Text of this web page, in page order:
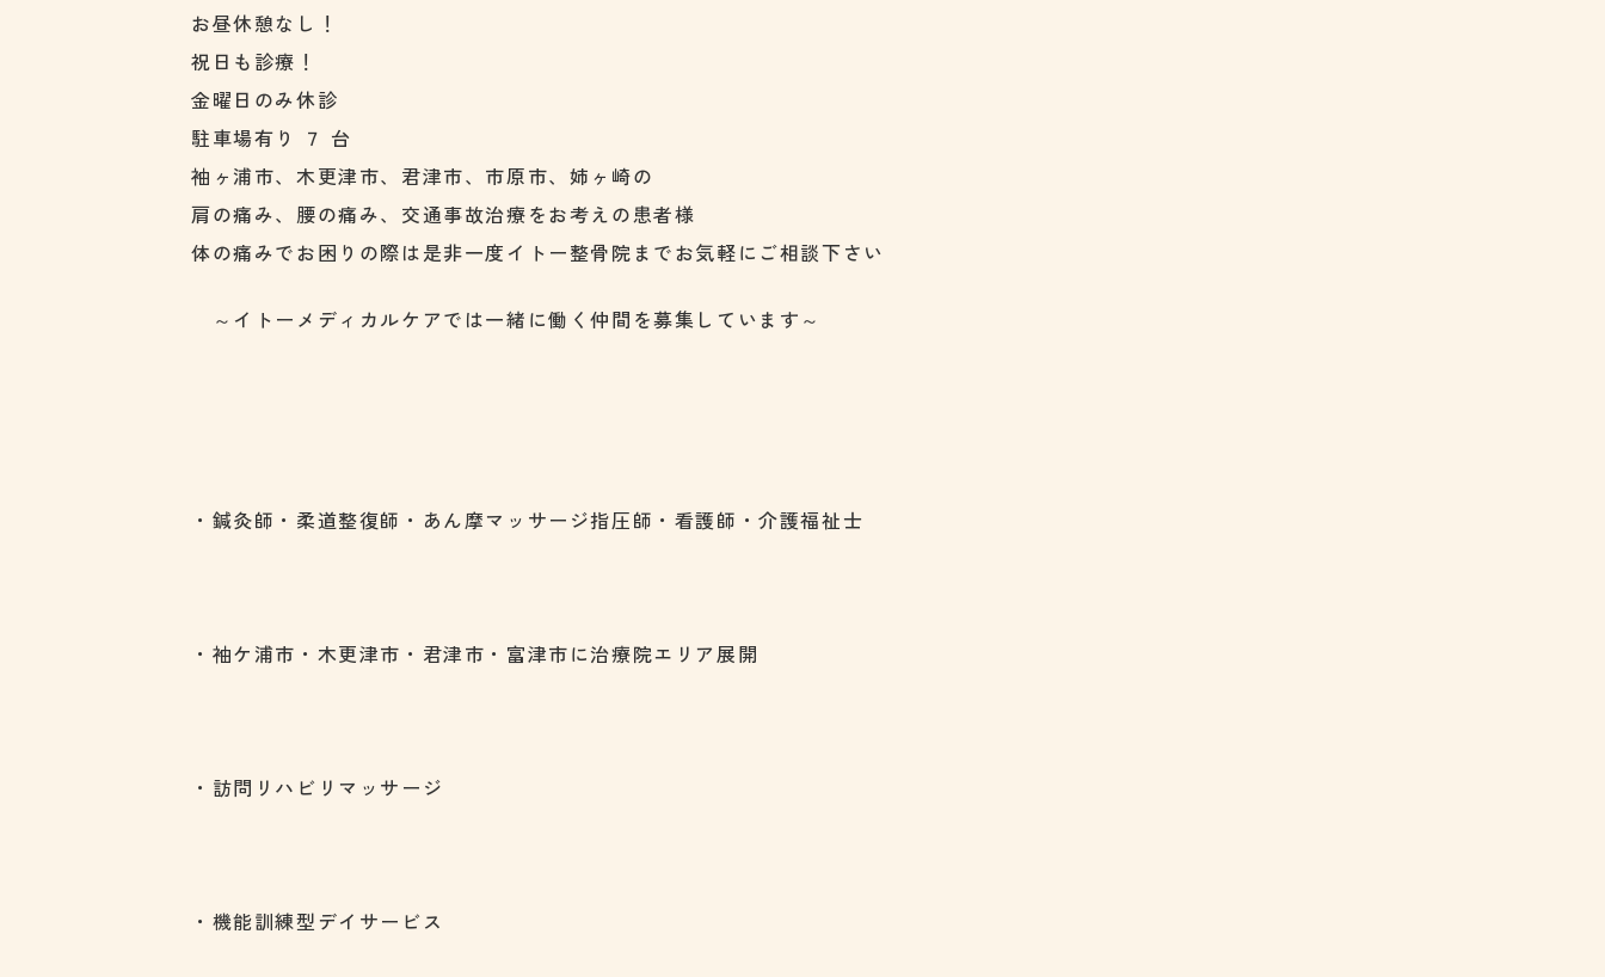
お昼休憩なし！
祝日も診療！
金曜日のみ休診
駐車場有り ７ 台
袖ヶ浦市、木更津市、君津市、市原市、姉ヶ崎の
肩の痛み、腰の痛み、交通事故治療をお考えの患者様
体の痛みでお困りの際は是非一度イトー整骨院までお気軽にご相談下さい
～イトーメディカルケアでは一緒に働く仲間を募集しています～
・鍼灸師・柔道整復師・あん摩マッサージ指圧師・看護師・介護福祉士
・袖ケ浦市・木更津市・君津市・富津市に治療院エリア展開
・訪問リハビリマッサージ
・機能訓練型デイサービス